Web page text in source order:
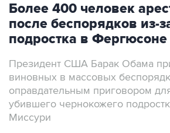
Более 400 человек
после беспорядков из-
подростка в Фергюсоне
Президент США Барак Обама
виновных в массовых
оправдательным приговором
убившего чернокожего
Миссури